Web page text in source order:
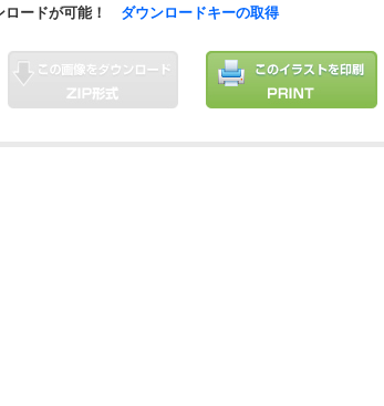
ードが可能！ ダウンロードキーの取得